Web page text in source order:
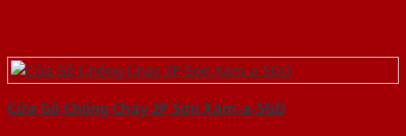
Cửa Gỗ Chống Cháy 2P Sơn Xám-a-SGD